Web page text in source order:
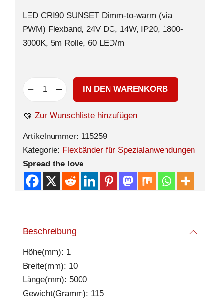
LED CRI90 SUNSET Dimm-to-warm (via
PWM) Flexband, 24V DC, 14W, IP20, 1800-
3000K, 5m Rolle, 60 LED/m
IN DEN WARENKORB
Zur Wunschliste hinzufügen
Artikelnummer: 115259
Kategorie: Flexbänder für Spezialanwendungen
Spread the love
Beschreibung
Höhe(mm): 1
Breite(mm): 10
Länge(mm): 5000
Gewicht(Gramm): 115